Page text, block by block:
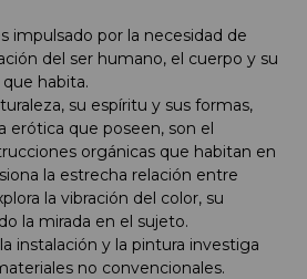
impulsado por la necesidad de
del ser humano, el cuerpo y su
habita.
su espíritu y sus formas,
erótica que poseen, son el
orgánicas que habitan en
la estrecha relación entre
la vibración del color, su
la mirada en el sujeto.
instalación y la pintura investiga
no convencionales.